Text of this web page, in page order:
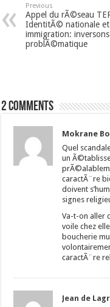
Previous
Appel du rÃ©seau
IdentitÃ© nationale et
immigration:
problÃ©matique
2 comments
Mokrane
Quel
un
caractÃ¨re
doivent
signes
Va-t-on aller
voile chez
boucherie
caractÃ¨re
Jean de